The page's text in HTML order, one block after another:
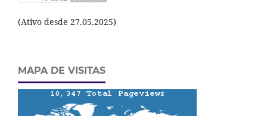
(Ativo desde 27.05.2025)
MAPA DE VISITAS